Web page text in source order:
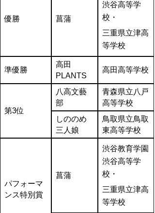
優勝 菖蒲
渋谷高等学
校・
三重県立津高
等学校
準優勝
高田
PLANTS
高田高等学校
第3位
八高文藝
部
青森県立八戸
高等学校
しののめ
三人娘
鳥取県立鳥取
東高等学校
パフォーマ
ンス特別賞
菖蒲
渋谷教育学園
渋谷高等学
校・
三重県立津高
等学校